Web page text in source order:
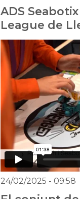
ADS
League de
24/02/2025 - 09:58